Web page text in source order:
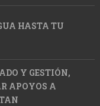
HASTA TU
Y GESTIÓN,
APOYOS A